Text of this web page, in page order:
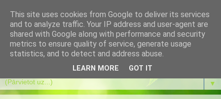
Es mainos
Es mainos pati un atbalstu pārmaiņas citos. Koučings.
Transformācijas spēle. Eneagramma. Meditācijas.
▼
This site uses cookies from Google to deliver its services
and to analyze traffic. Your IP address and user-agent are
shared with Google along with performance and security
metrics to ensure quality of service, generate usage
statistics, and to detect and address abuse.
LEARN MORE GOT IT